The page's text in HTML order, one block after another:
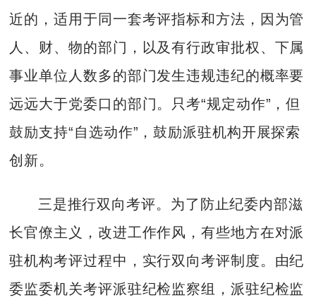
近的，适用于同一套考评指标和方法，因为管
人、财、物的部门，以及有行政审批权、下属
事业单位人数多的部门发生违规违纪的概率要
远远大于党委口的部门。只考“规定动作”，但
鼓励支持“自选动作”，鼓励派驻机构开展探索
创新。
三是推行双向考评。为了防止纪委内部滋
长官僚主义，改进工作作风，有些地方在对派
驻机构考评过程中，实行双向考评制度。由纪
委监委机关考评派驻纪检监察组，派驻纪检监